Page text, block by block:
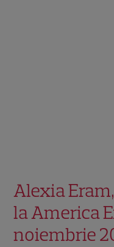
Alexia
la America
noiembrie